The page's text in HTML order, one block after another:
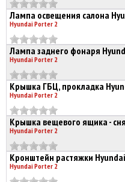
Лампа освещения салона
Hyundai Porter 2
Лампа заднего фонаря
Hyundai Porter 2
Крышка ГБЦ, прокладка
Hyundai Porter 2
Крышка вещевого ящика -
Hyundai Porter 2
Кронштейн растяжки
Hyundai Porter 2